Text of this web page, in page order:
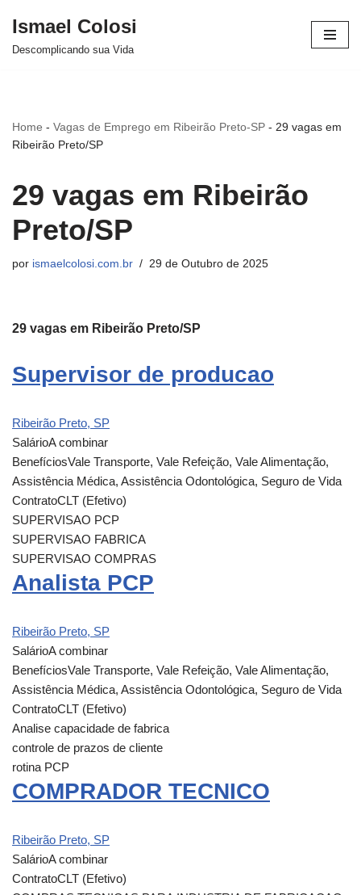
Avançar
Ismael Colosi
Descomplicando sua Vida
Home - Vagas de Emprego em Ribeirão Preto-SP - 29 vagas em
Ribeirão Preto/SP
29 vagas em Ribeirão
Preto/SP
por ismaelcolosi.com.br 29 de Outubro de 2025
29 vagas em Ribeirão Preto/SP
Supervisor de producao
Ribeirão Preto, SP
SalárioA combinar
BenefíciosVale Transporte, Vale Refeição, Vale Alimentação,
Assistência Médica, Assistência Odontológica, Seguro de Vida
ContratoCLT (Efetivo)
SUPERVISAO PCP
SUPERVISAO FABRICA
SUPERVISAO COMPRAS
Analista PCP
Ribeirão Preto, SP
SalárioA combinar
BenefíciosVale Transporte, Vale Refeição, Vale Alimentação,
Assistência Médica, Assistência Odontológica, Seguro de Vida
ContratoCLT (Efetivo)
Analise capacidade de fabrica
controle de prazos de cliente
rotina PCP
COMPRADOR TECNICO
Ribeirão Preto, SP
SalárioA combinar
ContratoCLT (Efetivo)